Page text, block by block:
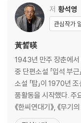
저 황석영
관심작가
黃晳暎
1943년 만주 장춘에서
중 단편소설 「입석 부
소설 「탑」이 1970년
품활동을 시작했다. 주요
《한씨연대기》, 《무기
《모랫말 아이들》, 《심